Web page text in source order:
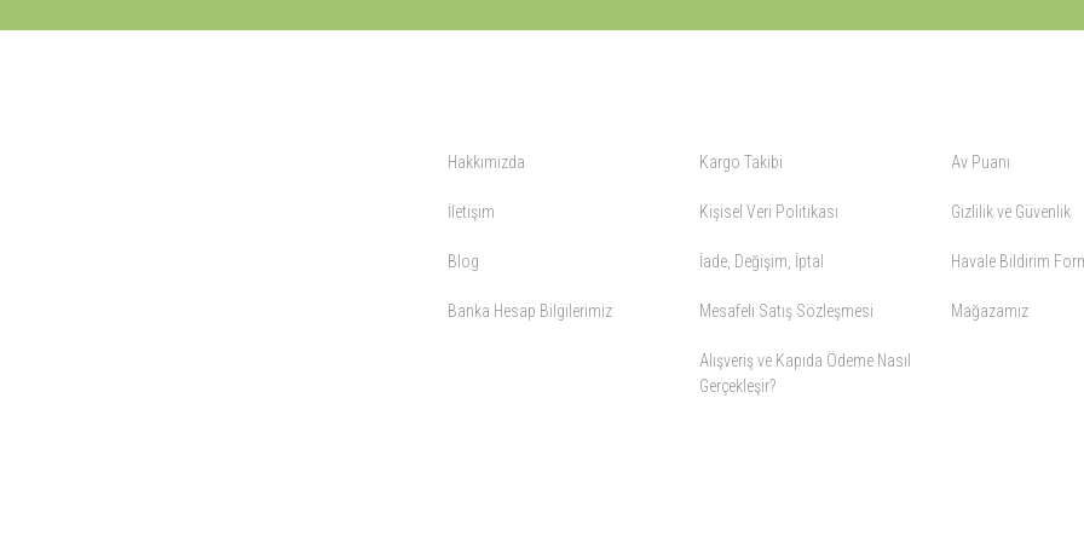
Hakkımızda
İletişim
Blog
Banka Hesap Bilgilerimiz
Kargo Takibi
Kişisel Veri Politikası
İade, Değişim, İptal
Mesafeli Satış Sözleşmesi
Alışveriş ve Kapıda Ödeme Nasıl
Gerçekleşir?
Av Puanı
Gizlilik ve Güvenlik
Havale Bildirim
Mağazamız